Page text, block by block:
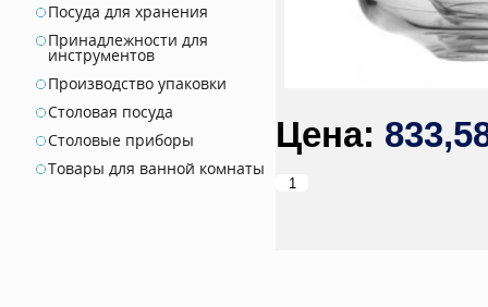
Посуда для хранения
Принадлежности для
инструментов
Производство упаковки
Столовая посуда
Столовые приборы
Товары для ванной комнаты